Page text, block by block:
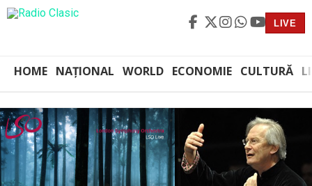
LIVE
HOME NAȚIONAL WORLD ECONOMIE CULTURĂ